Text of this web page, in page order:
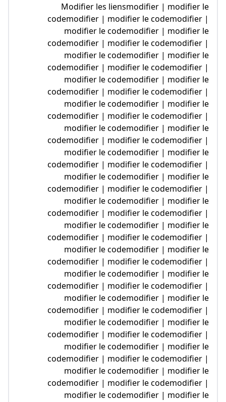
Modifier les liensmodifier | modifier
codemodifier | modifier le
modifier le codemodifier | modifier
codemodifier | modifier le
modifier le codemodifier | modifier
codemodifier | modifier le
modifier le codemodifier | modifier
codemodifier | modifier le
modifier le codemodifier | modifier
codemodifier | modifier le
modifier le codemodifier | modifier
codemodifier | modifier le
modifier le codemodifier | modifier
codemodifier | modifier le
modifier le codemodifier | modifier
codemodifier | modifier le
modifier le codemodifier | modifier
codemodifier | modifier le
modifier le codemodifier | modifier
codemodifier | modifier le
modifier le codemodifier | modifier
codemodifier | modifier le
modifier le codemodifier | modifier
codemodifier | modifier le
modifier le codemodifier | modifier
codemodifier | modifier le
modifier le codemodifier | modifier
codemodifier | modifier le
modifier le codemodifier | modifier
codemodifier | modifier le
modifier le codemodifier | modifier
codemodifier | modifier le
modifier le codemodifier | modifier